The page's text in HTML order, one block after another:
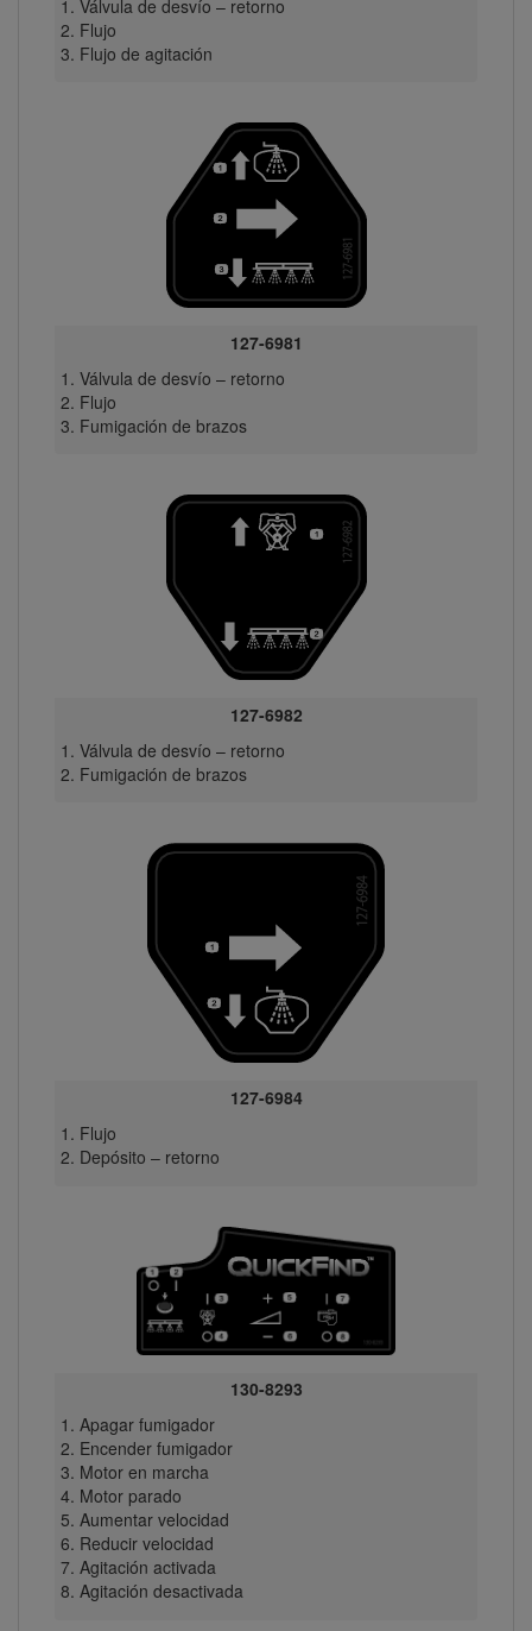
Válvula de desvío – retorno
Flujo
Flujo de agitación
127-6981
Válvula de desvío – retorno
Flujo
Fumigación de brazos
127-6982
Válvula de desvío – retorno
Fumigación de brazos
127-6984
Flujo
Depósito – retorno
130-8293
Apagar fumigador
Encender fumigador
Motor en marcha
Motor parado
Aumentar velocidad
Reducir velocidad
Agitación activada
Agitación desactivada